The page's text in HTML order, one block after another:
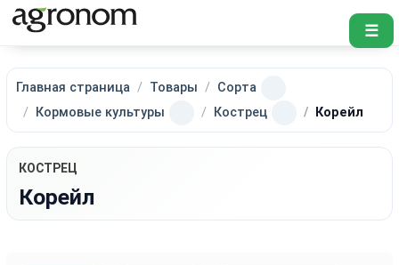
☰
Главная страница Товары
Сорта
Кормовые культуры
Кострец Корейл
КОСТРЕЦ
Корейл